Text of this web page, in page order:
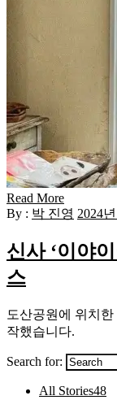
Read More
By : 박 진영 2024
신사 ‘이야
스
도산공원에 위치
작했습니다.
Search for:
All Stories48